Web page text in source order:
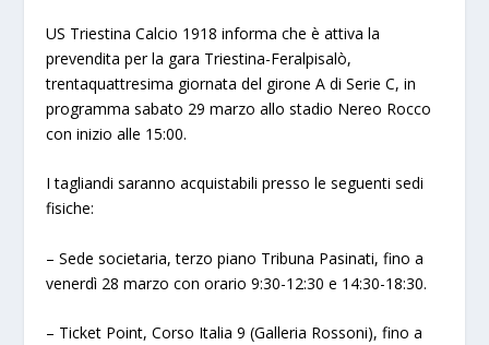
US Triestina Calcio 1918 informa che è attiva la
prevendita per la gara Triestina-Feralpisalò,
trentaquattresima giornata del girone A di Serie C, in
programma sabato 29 marzo allo stadio Nereo Rocco
con inizio alle 15:00.
I tagliandi saranno acquistabili presso le seguenti sedi
fisiche:
– Sede societaria, terzo piano Tribuna Pasinati, fino a
venerdì 28 marzo con orario 9:30-12:30 e 14:30-18:30.
– Ticket Point, Corso Italia 9 (Galleria Rossoni), fino a